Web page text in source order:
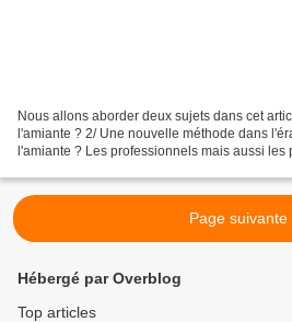
Nous allons aborder deux sujets dans cet
l'amiante ? 2/ Une nouvelle méthode dans
l'amiante ? Les professionnels mais aussi les
Page suivante
Hébergé par Overblog
Top articles